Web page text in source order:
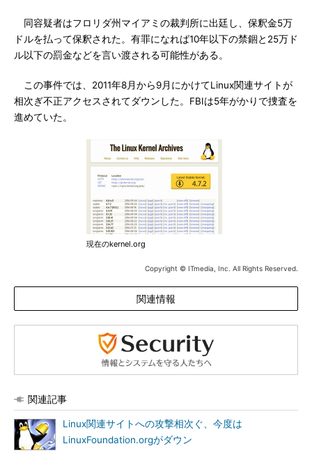
同容疑者はフロリダ州マイアミの裁判所に出廷し、保釈金5万
ドルを払って保釈された。有罪になれば10年以下の禁錮と25万ド
ル以下の罰金などを言い渡される可能性がある。
この事件では、2011年8月から9月にかけてLinux関連サイトが
相次ぎ不正アクセスされてダウンした。FBIは5年がかりで捜査を
進めていた。
現在のkernel.org
Copyright © ITmedia, Inc. All Rights Reserved.
関連情報
関連記事
Linux関連サイトへの攻撃相次ぐ、今度は
LinuxFoundation.orgがダウン